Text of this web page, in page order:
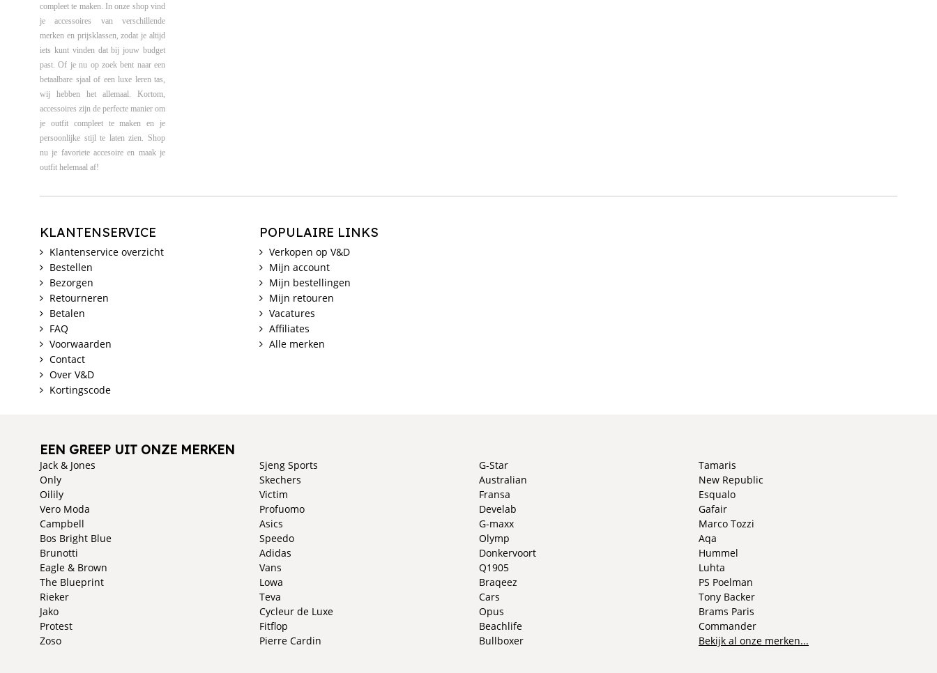
compleet te maken. In onze shop vind
je accessoires van verschillende
merken en prijsklassen, zodat je altijd
iets kunt vinden dat bij jouw budget
past. Of je nu op zoek bent naar een
betaalbare sjaal of een luxe leren tas,
wij hebben het allemaal. Kortom,
accessoires zijn de perfecte manier om
je outfit compleet te maken en je
persoonlijke stijl te laten zien. Shop
nu je favoriete accesoire en maak je
outfit helemaal af!
KLANTENSERVICE
Klantenservice overzicht
Bestellen
Bezorgen
Retourneren
Betalen
FAQ
Voorwaarden
Contact
Over V&D
Kortingscode
POPULAIRE LINKS
Verkopen op V&D
Mijn account
Mijn bestellingen
Mijn retouren
Vacatures
Affiliates
Alle merken
EEN GREEP UIT ONZE MERKEN
Jack & Jones
Only
Oilily
Vero Moda
Campbell
Bos Bright Blue
Brunotti
Eagle & Brown
The Blueprint
Rieker
Jako
Protest
Zoso
Sjeng Sports
Skechers
Victim
Profuomo
Asics
Speedo
Adidas
Vans
Lowa
Teva
Cycleur de Luxe
Fitflop
Pierre Cardin
G-Star
Australian
Fransa
Develab
G-maxx
Olymp
Donkervoort
Q1905
Braqeez
Cars
Opus
Beachlife
Bullboxer
Tamaris
New Republic
Esqualo
Gafair
Marco Tozzi
Aqa
Hummel
Luhta
PS Poelman
Tony Backer
Brams Paris
Commander
Bekijk al onze merken...